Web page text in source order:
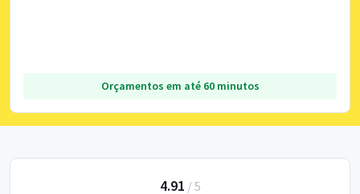
Orçamentos em até 60 minutos
4.91 / 5